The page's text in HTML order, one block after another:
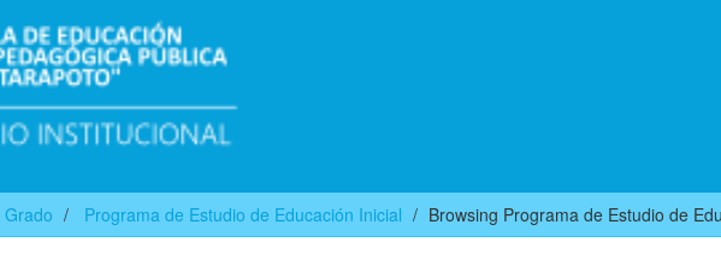
Grado Programa de Estudio de Educación Inicial Browsing Programa de Estudio de